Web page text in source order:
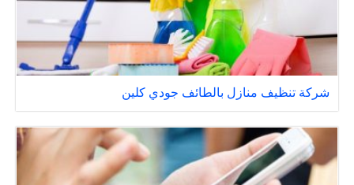
شركة تنظيف منازل بالطائف جودي كلين